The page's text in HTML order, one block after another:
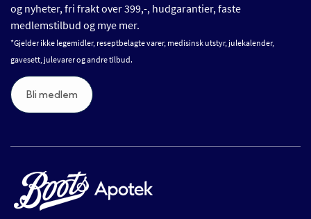
og nyheter, fri frakt over 399,-, hudgarantier, faste
medlemstilbud og mye mer.
*Gjelder ikke legemidler, reseptbelagte varer, medisinsk utstyr, julekalender,
gavesett, julevarer og andre tilbud.
Bli medlem